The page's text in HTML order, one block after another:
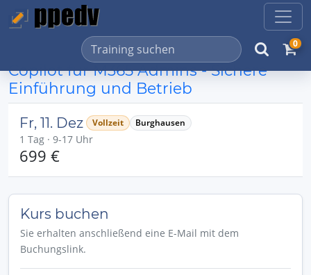
0
Copilot für M365 Admins - Sichere
Einführung und Betrieb
Fr, 11. Dez Vollzeit Burghausen
1 Tag · 9-17 Uhr
699 €
Kurs buchen
Sie erhalten anschließend eine E-Mail mit dem
Buchungslink.